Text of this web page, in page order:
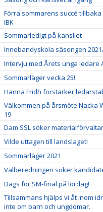
Förra sommarens succé tillbaka
IBK
Sommarledigt på kansliet
Innebandyskola säsongen
Intervju med Årets unga ledare
Sommarläger vecka 25!
Hanna Fridh förstärker
Välkommen på årsmöte Nacka
19
Dam SSL söker
Vilde uttagen till landslaget!
Sommarläger 2021
Valberedningen söker
Dags för SM-final på lördag!
Tillsammans hjälps vi åt inom
inte om barn och ungdomar.